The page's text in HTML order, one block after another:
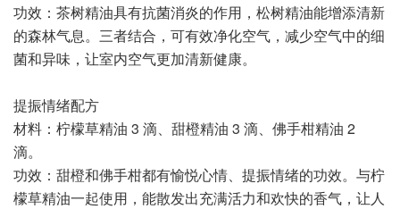
功效：茶树精油具有抗菌消炎的作用，松树精油能增添清新
的森林气息。三者结合，可有效净化空气，减少空气中的细
菌和异味，让室内空气更加清新健康。
提振情绪配方
材料：柠檬草精油 3 滴、甜橙精油 3 滴、佛手柑精油 2
滴。
功效：甜橙和佛手柑都有愉悦心情、提振情绪的功效。与柠
檬草精油一起使用，能散发出充满活力和欢快的香气，让人